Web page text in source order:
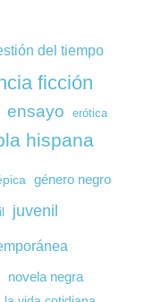
del tiempo
ficción
ensayo erótica
hispana
género negro
juvenil
novela negra